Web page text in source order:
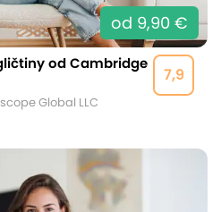
od 9,90 €
7,9
od Cambridge
Global LLC